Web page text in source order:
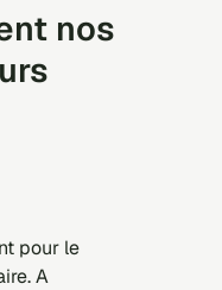
nos
pour le
A